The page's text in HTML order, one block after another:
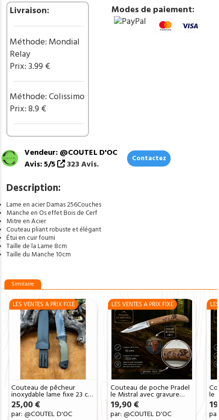
256Couches
Manche
en
Os
effet
Bois
de
Cerf
ref
G310
Livraison:
Méthode: Mondial
Relay
Prix: 3.99 €
Méthode: Colissimo
Prix: 8.9 €
Modes de paiement:
Vendeur: @COUTEL D'OC
Avis: 5/5
323 Avis.
Contactez
Description:
Lame en acier Damas 256Couches
Manche en Os effet Bois de Cerf
Mitre en Acier
Couteau pliant robuste et élégant
Étui en cuir fourni
Taille de la Lame 8cm
Taille du Manche 10cm
Similaire
LES VENTES A PRIX FIXE
Couteau de pêcheur
inoxydable lame fixe 23 cm
ref CM01
25,00 €
par: @COUTEL D'OC
LES VENTES A PRIX FIXE
Couteau de poche Pradel
le Mistral avec gravure
laser LION ref 1004Lion
19,90 €
par: @COUTEL D'OC
le